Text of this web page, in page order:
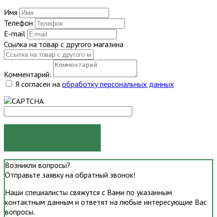
Имя
Телефон
E-mail
Ссылка на товар с другого магазина
Комментарий:
Я согласен на обработку персональных данных
Возникли вопросы?
Отправьте заявку на обратный звонок!
Наши специалисты свяжутся с Вами по указанным
контактным данным и ответят на любые интересующие Вас
вопросы.